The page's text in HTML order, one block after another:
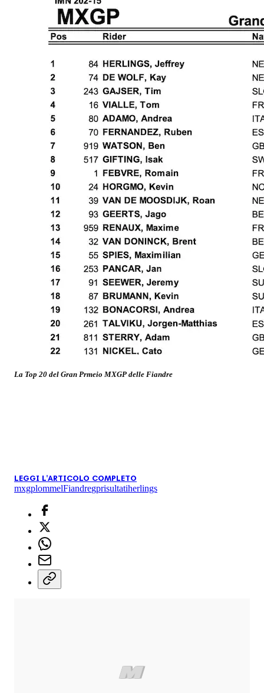
La Top 20 del Gran Prmeio MXGP delle Fiandre
LEGGI L'ARTICOLO COMPLETO
mxgplommelFiandregprisultatiherlings